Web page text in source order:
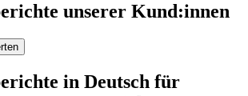
unserer Kund:innen
in Deutsch für